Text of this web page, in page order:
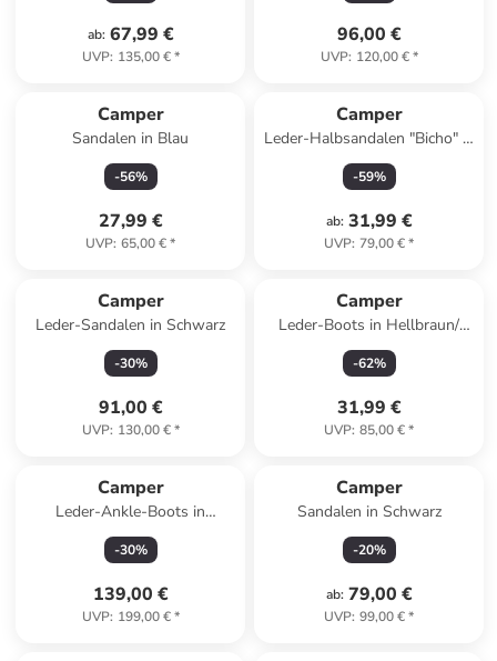
ab: 67,99 €
UVP: 135,00 €*
96,00 €
UVP: 120,00 €*
Camper
Sandalen in Blau
-56%
27,99 €
UVP: 65,00 €*
Camper
Leder-Halbsandalen "Bicho" in
Rosa
-59%
ab: 31,99 €
UVP: 79,00 €*
Camper
Leder-Sandalen in Schwarz
-30%
91,00 €
UVP: 130,00 €*
Camper
Leder-Boots in Hellbraun/
Braun
-62%
31,99 €
UVP: 85,00 €*
Camper
Leder-Ankle-Boots in
Schwarz
-30%
139,00 €
UVP: 199,00 €*
Camper
Sandalen in Schwarz
-20%
ab: 79,00 €
UVP: 99,00 €*